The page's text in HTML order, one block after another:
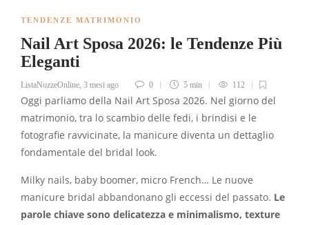
TENDENZE MATRIMONIO
Nail Art Sposa 2026: le Tendenze Più
Eleganti
ListaNozzeOnline, 3 mesi ago 0 5 min 112
Oggi parliamo della Nail Art Sposa 2026. Nel giorno del
matrimonio, tra lo scambio delle fedi, i brindisi e le
fotografie ravvicinate, la manicure diventa un dettaglio
fondamentale del bridal look.
Milky nails, baby boomer, micro French… Le nuove
manicure bridal abbandonano gli eccessi del passato. Le
parole chiave sono delicatezza e minimalismo, texture